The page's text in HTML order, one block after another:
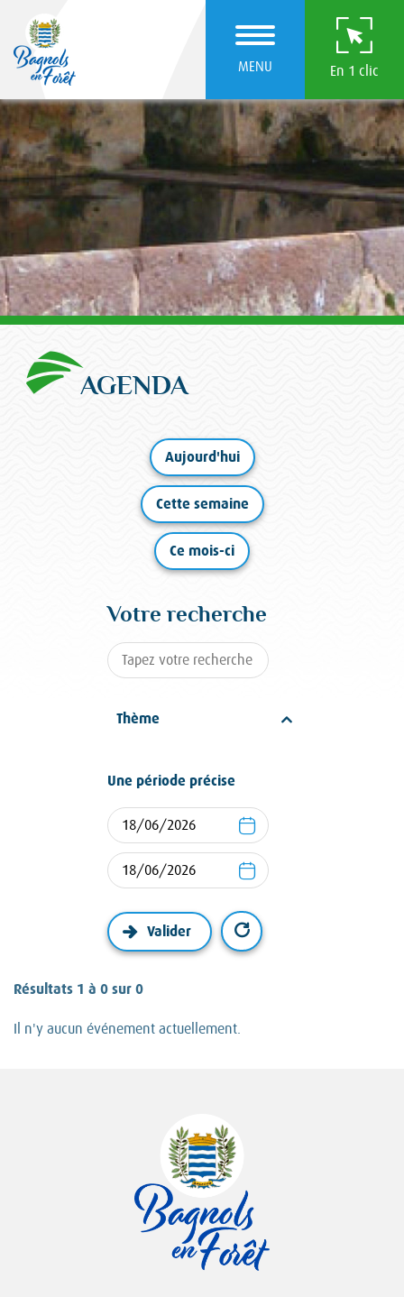
MENU En 1 clic
AGENDA
Aujourd'hui
Cette semaine
Ce mois-ci
Votre recherche
Thème
Une période précise
Résultats 1 à 0 sur 0
Il n'y aucun événement actuellement.